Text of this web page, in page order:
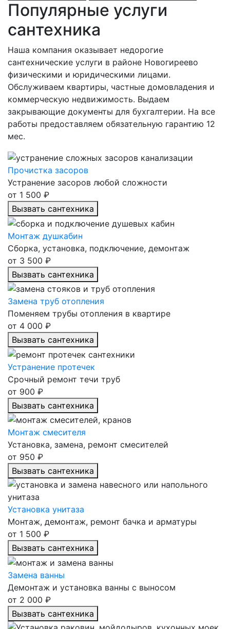
Популярные услуги
сантехника
Наша компания оказывает недорогие
сантехнические услуги в районе Новогиреево
физическими и юридическими лицами.
Обслуживаем квартиры, частные домовладения и
коммерческую недвижимость. Выдаем
закрывающие документы для бухгалтерии. На все
работы предоставляем обязательную гарантию 12
мес.
Прочистка засоров
Устранение засоров любой сложности
от 1 500 ₽
Вызвать сантехника
Монтаж душкабин
Сборка, установка, подключение, демонтаж
от 3 500 ₽
Вызвать сантехника
Замена труб отопления
Поменяем трубы отопления в квартире
от 4 000 ₽
Вызвать сантехника
Устранение протечек
Срочный ремонт течи труб
от 900 ₽
Вызвать сантехника
Монтаж смесителя
Установка, замена, ремонт смесителей
от 950 ₽
Вызвать сантехника
Установка унитаза
Монтаж, демонтаж, ремонт бачка и арматуры
от 1 500 ₽
Вызвать сантехника
Замена ванны
Демонтаж и установка ванны с выносом
от 2 000 ₽
Вызвать сантехника